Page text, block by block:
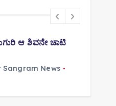
ಆ ಶಿವನೇ ಚಾಟಿ
News